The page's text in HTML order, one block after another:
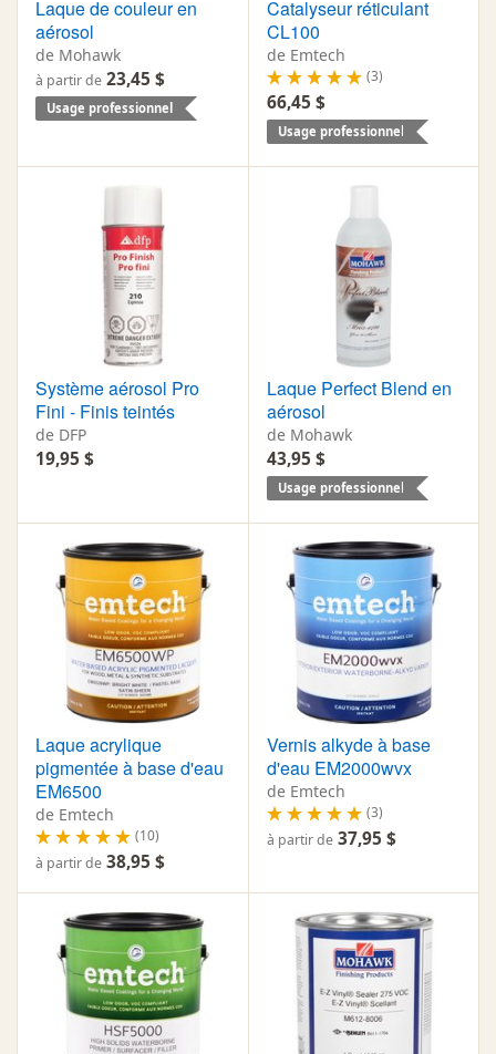
Laque de couleur en
aérosol
de Mohawk
à partir de 23,45 $
Usage professionnel
Catalyseur réticulant
CL100
de Emtech
(3)
66,45 $
Usage professionnel
Système aérosol Pro
Fini - Finis teintés
de DFP
19,95 $
Laque Perfect Blend en
aérosol
de Mohawk
43,95 $
Usage professionnel
Laque acrylique
pigmentée à base d'eau
EM6500
de Emtech
(10)
à partir de 38,95 $
Vernis alkyde à base
d'eau EM2000wvx
de Emtech
(3)
à partir de 37,95 $